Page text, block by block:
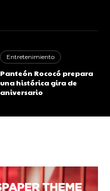
Entretenimiento
Panteón Rococó prepara
una histórica gira de
aniversario